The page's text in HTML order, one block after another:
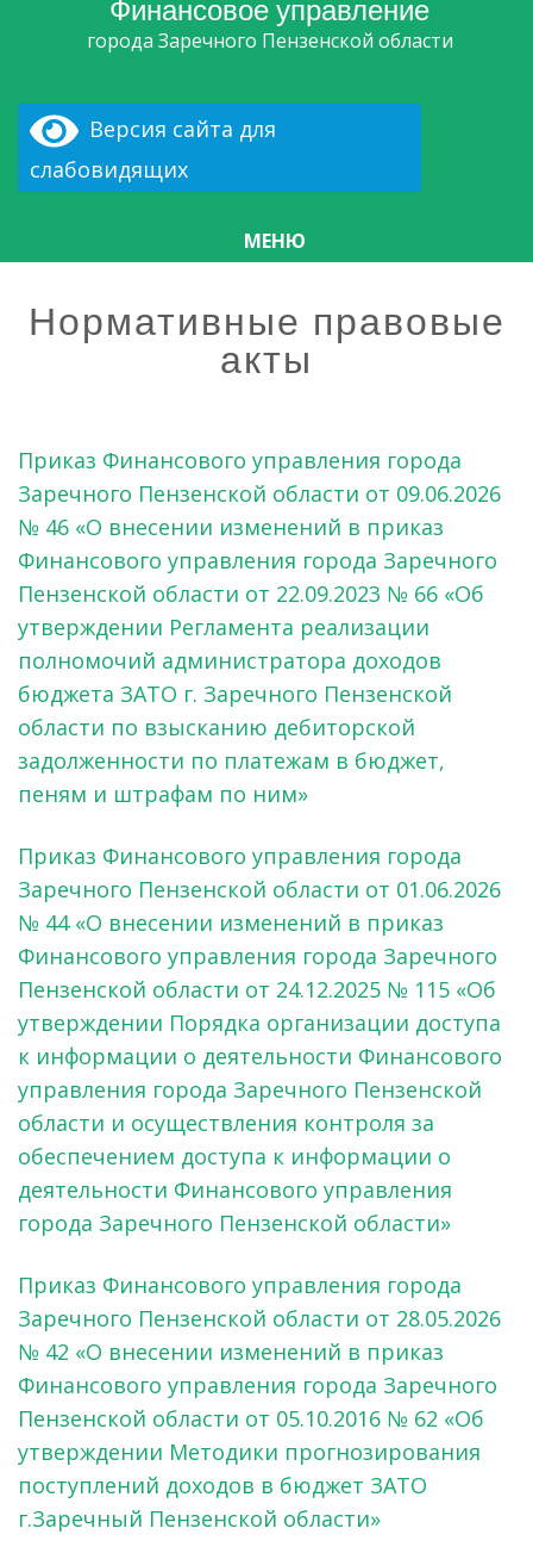
города Заречного Пензенской области
Версия сайта для
слабовидящих
МЕНЮ
Нормативные правовые
акты
Приказ Финансового управления города
Заречного Пензенской области от 09.06.2026
№ 46 «О внесении изменений в приказ
Финансового управления города Заречного
Пензенской области от 22.09.2023 № 66 «Об
утверждении Регламента реализации
полномочий администратора доходов
бюджета ЗАТО г. Заречного Пензенской
области по взысканию дебиторской
задолженности по платежам в бюджет,
пеням и штрафам по ним»
Приказ Финансового управления города
Заречного Пензенской области от 01.06.2026
№ 44 «О внесении изменений в приказ
Финансового управления города Заречного
Пензенской области от 24.12.2025 № 115 «Об
утверждении Порядка организации доступа
к информации о деятельности Финансового
управления города Заречного Пензенской
области и осуществления контроля за
обеспечением доступа к информации о
деятельности Финансового управления
города Заречного Пензенской области»
Приказ Финансового управления города
Заречного Пензенской области от 28.05.2026
№ 42 «О внесении изменений в приказ
Финансового управления города Заречного
Пензенской области от 05.10.2016 № 62 «Об
утверждении Методики прогнозирования
поступлений доходов в бюджет ЗАТО
г.Заречный Пензенской области»